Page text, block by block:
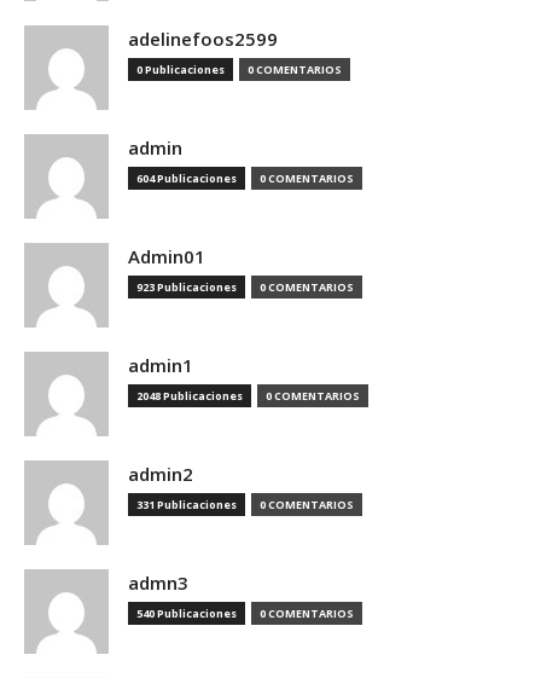
adelinefoos2599
0 Publicaciones 0 COMENTARIOS
admin
604 Publicaciones 0 COMENTARIOS
Admin01
923 Publicaciones 0 COMENTARIOS
admin1
2048 Publicaciones 0 COMENTARIOS
admin2
331 Publicaciones 0 COMENTARIOS
admn3
540 Publicaciones 0 COMENTARIOS